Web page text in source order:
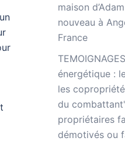
maison
nouveau à
France
énergétique :
les
du
propriétaires
démotivés ou